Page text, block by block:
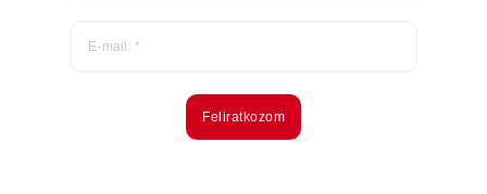
Feliratkozom